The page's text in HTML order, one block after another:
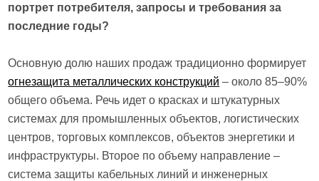
портрет потребителя, запросы и требования за
последние годы?
Основную долю наших продаж традиционно формирует
огнезащита металлических конструкций – около 85–90%
общего объема. Речь идет о красках и штукатурных
системах для промышленных объектов, логистических
центров, торговых комплексов, объектов энергетики и
инфраструктуры. Второе по объему направление –
система защиты кабельных линий и инженерных